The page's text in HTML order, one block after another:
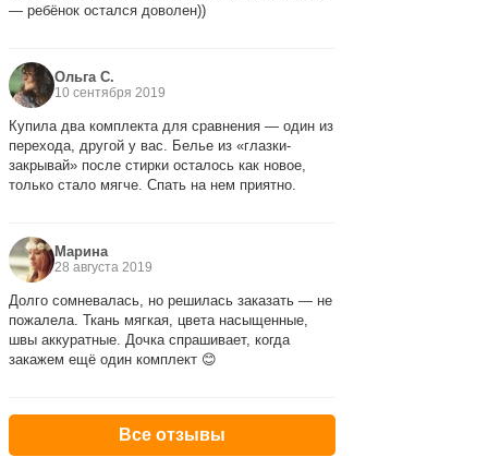
— ребёнок остался доволен))
Ольга С.
10 сентября 2019
Купила два комплекта для сравнения — один из
перехода, другой у вас. Белье из «глазки-
закрывай» после стирки осталось как новое,
только стало мягче. Спать на нем приятно.
Марина
28 августа 2019
Долго сомневалась, но решилась заказать — не
пожалела. Ткань мягкая, цвета насыщенные,
швы аккуратные. Дочка спрашивает, когда
закажем ещё один комплект 😊
Все отзывы